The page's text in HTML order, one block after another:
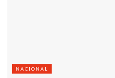
NACIONAL